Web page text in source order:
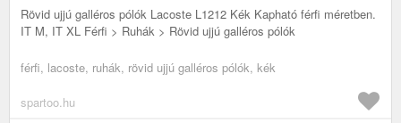
Rövid ujjú galléros pólók Lacoste L1212 Kék Kapható férfi méretben.
IT M, IT XL Férfi > Ruhák > Rövid ujjú galléros pólók
férfi, lacoste, ruhák, rövid ujjú galléros pólók, kék
spartoo.hu